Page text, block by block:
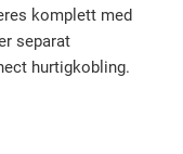
komplett med
separat
hurtigkobling.